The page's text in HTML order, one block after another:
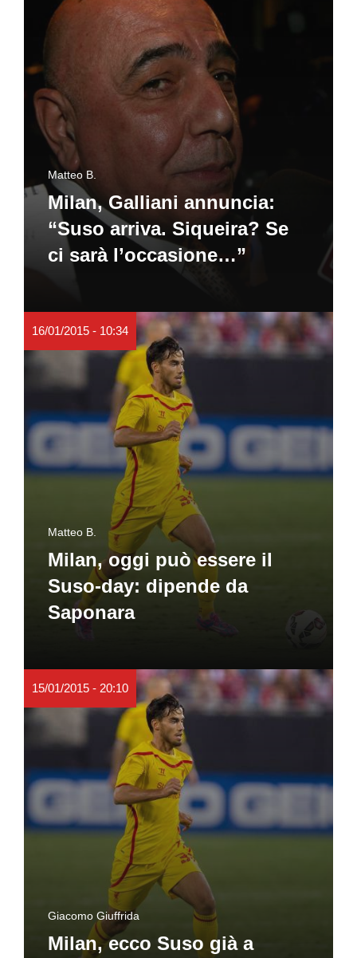
Matteo B.
Milan, Galliani annuncia:
“Suso arriva. Siqueira? Se
ci sarà l’occasione…”
16/01/2015 - 10:34
Matteo B.
Milan, oggi può essere il
Suso-day: dipende da
Saponara
15/01/2015 - 20:10
Giacomo Giuffrida
Milan, ecco Suso già a